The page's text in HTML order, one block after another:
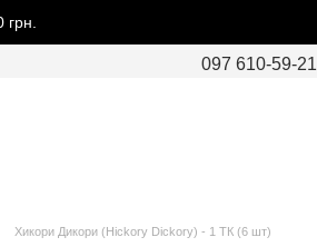
097 610-59-21
Хикори Дикори (Hickory Dickory) - 1 ТК (6 шт)